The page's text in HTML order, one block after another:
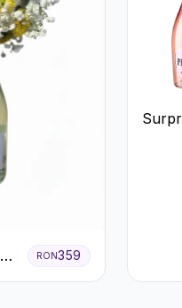
RON359